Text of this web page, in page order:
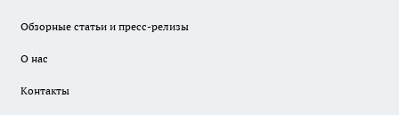
Обзорные статьи и пресс-релизы
О нас
Контакты